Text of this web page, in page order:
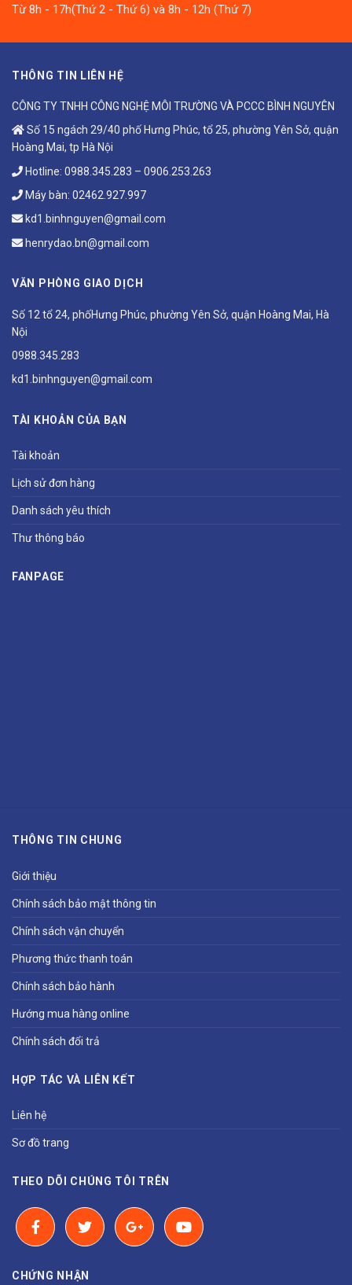
Từ 8h - 17h(Thứ 2 - Thứ 6) và 8h - 12h (Thứ 7)
THÔNG TIN LIÊN HỆ
CÔNG TY TNHH CÔNG NGHỆ MÔI TRƯỜNG VÀ PCCC BÌNH NGUYÊN
Số 15 ngách 29/40 phố Hưng Phúc, tổ 25, phường Yên Sở, quận
Hoàng Mai, tp Hà Nội
Hotline: 0988.345.283 – 0906.253.263
Máy bàn: 02462.927.997
kd1.binhnguyen@gmail.com
henrydao.bn@gmail.com
VĂN PHÒNG GIAO DỊCH
Số 12 tổ 24, phốHưng Phúc, phường Yên Sở, quận Hoàng Mai, Hà
Nội
0988.345.283
kd1.binhnguyen@gmail.com
TÀI KHOẢN CỦA BẠN
Tài khoản
Lịch sử đơn hàng
Danh sách yêu thích
Thư thông báo
FANPAGE
THÔNG TIN CHUNG
Giới thiệu
Chính sách bảo mật thông tin
Chính sách vận chuyển
Phương thức thanh toán
Chính sách bảo hành
Hướng mua hàng online
Chính sách đổi trả
HỢP TÁC VÀ LIÊN KẾT
Liên hệ
Sơ đồ trang
THEO DÕI CHÚNG TÔI TRÊN
CHỨNG NHẬN